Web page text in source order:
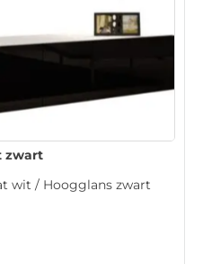
zwart
wit / Hoogglans zwart